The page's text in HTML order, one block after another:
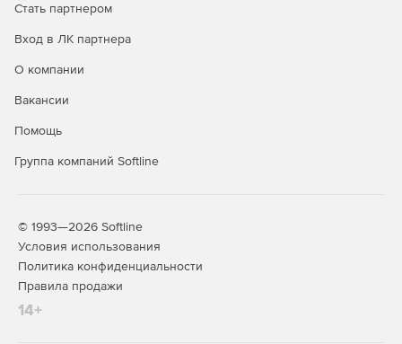
Стать партнером
Вход в ЛК партнера
О компании
Вакансии
Помощь
Группа компаний Softline
© 1993—2026 Softline
Условия использования
Политика конфиденциальности
Правила продажи
14+